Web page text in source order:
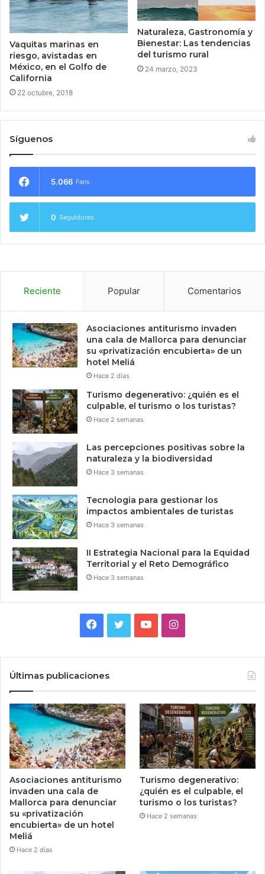
Vaquitas marinas en
riesgo, avistadas en
México, en el Golfo de
California
22 octubre, 2018
Naturaleza, Gastronomía y
Bienestar: Las tendencias
del turismo rural
24 marzo, 2023
Síguenos
5.066 Fans
0 Seguidores
Reciente Popular Comentarios
Asociaciones antiturismo invaden
una cala de Mallorca para denunciar
su «privatización encubierta» de un
hotel Meliá
Hace 2 días
Turismo degenerativo: ¿quién es el
culpable, el turismo o los turistas?
Hace 2 semanas
Las percepciones positivas sobre la
naturaleza y la biodiversidad
Hace 3 semanas
Tecnologia para gestionar los
impactos ambientales de turistas
Hace 3 semanas
II Estrategia Nacional para la Equidad
Territorial y el Reto Demográfico
Hace 3 semanas
Facebook
TwitterYouTubeInstagram
Últimas publicaciones
Asociaciones antiturismo
invaden una cala de
Mallorca para denunciar
su «privatización
encubierta» de un hotel
Meliá
Hace 2 días
Turismo degenerativo:
¿quién es el culpable, el
turismo o los turistas?
Hace 2 semanas